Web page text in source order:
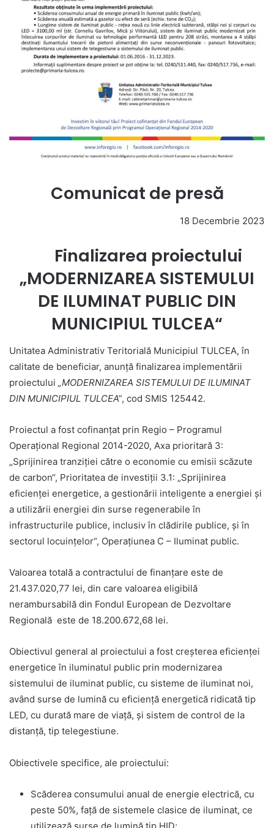
Comunicat de presă
18 Decembrie 2023
Finalizarea proiectului
„MODERNIZAREA SISTEMULUI
DE ILUMINAT PUBLIC DIN
MUNICIPIUL TULCEA“
Unitatea Administrativ Teritorială Municipiul TULCEA, în
calitate de beneficiar, anunță finalizarea implementării
proiectului „MODERNIZAREA SISTEMULUI DE ILUMINAT
DIN MUNICIPIUL TULCEA“, cod SMIS 125442.
Proiectul a fost cofinanțat prin Regio – Programul
Operaţional Regional 2014-2020, Axa prioritară 3:
„Sprijinirea tranziției către o economie cu emisii scăzute
de carbon“, Prioritatea de investiţii 3.1: „Sprijinirea
eficienței energetice, a gestionării inteligente a energiei și
a utilizării energiei din surse regenerabile în
infrastructurile publice, inclusiv în clădirile publice, și în
sectorul locuințelor“, Operațiunea C – Iluminat public.
Valoarea totală a contractului de finanțare este de
21.437.020,77 lei, din care valoarea eligibilă
nerambursabilă din Fondul European de Dezvoltare
Regională este de 18.200.672,68 lei.
Obiectivul general al proiectului a fost creșterea eficienței
energetice în iluminatul public prin modernizarea
sistemului de iluminat public, cu sisteme de iluminat noi,
având surse de lumină cu eficiență energetică ridicată tip
LED, cu durată mare de viață, și sistem de control de la
distanță, tip telegestiune.
Obiectivele specifice, ale proiectului:
Scăderea consumului anual de energie electrică, cu
peste 50%, față de sistemele clasice de iluminat, ce